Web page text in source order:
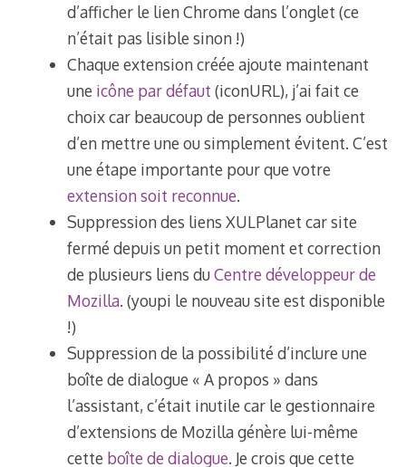
d’afficher le lien Chrome dans l’onglet (ce
n’était pas lisible sinon !)
Chaque extension créée ajoute maintenant
une icône par défaut (iconURL), j’ai fait ce
choix car beaucoup de personnes oublient
d’en mettre une ou simplement évitent. C’est
une étape importante pour que votre
extension soit reconnue.
Suppression des liens XULPlanet car site
fermé depuis un petit moment et correction
de plusieurs liens duCentre développeur de
Mozilla. (youpi le nouveau site est disponible
!)
Suppression de la possibilité d’inclure une
boîte de dialogue « A propos » dans
l’assistant, c’était inutile car le gestionnaire
d’extensions de Mozilla génère lui-même
cette boîte de dialogue. Je crois que cette